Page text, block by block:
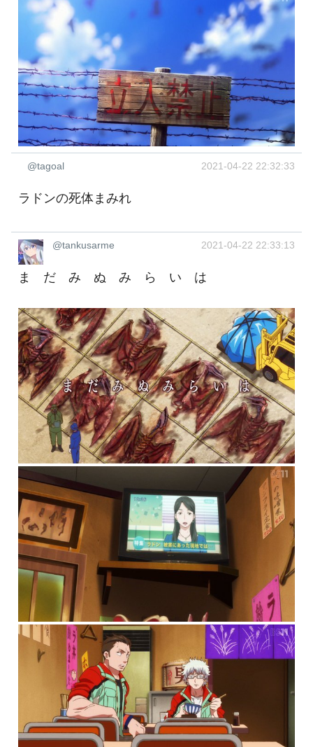
@tagoal 2021-04-22 22:32:33
ラドンの死体まみれ
@tankusarme 2021-04-22 22:33:13
ま だ み ぬ み ら い は